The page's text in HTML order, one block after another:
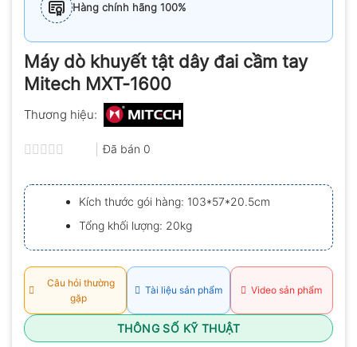
Hàng chính hãng 100%
Máy dò khuyết tật dây đai cầm tay
Mitech MXT-1600
Thương hiệu:
xếp
hạng
0.0
5
sao
Đã bán 0
Kích thước gói hàng: 103*57*20.5cm
Tổng khối lượng: 20kg
Câu hỏi thường
gặp
Tài liệu sản phẩm Video sản phẩm
THÔNG SỐ KỸ THUẬT